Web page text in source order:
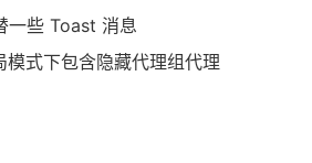
一些 Toast 消息
模式下包含隐藏代理组代理